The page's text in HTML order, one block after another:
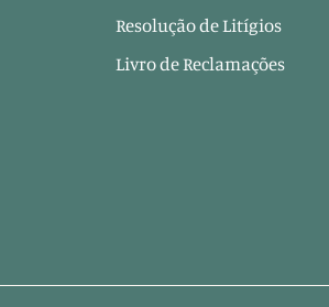
Resolução de Litígios
Livro de Reclamações